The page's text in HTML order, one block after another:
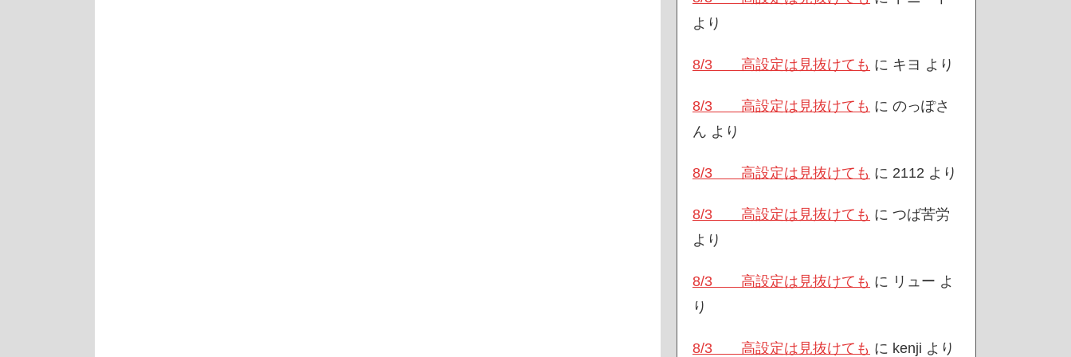
より
8/3 高設定は見抜けても に キヨ より
8/3 高設定は見抜けても に のっぽさ
ん より
8/3 高設定は見抜けても に 2112 より
8/3 高設定は見抜けても に つば苦労
より
8/3 高設定は見抜けても に リュー よ
り
8/3 高設定は見抜けても に kenji より